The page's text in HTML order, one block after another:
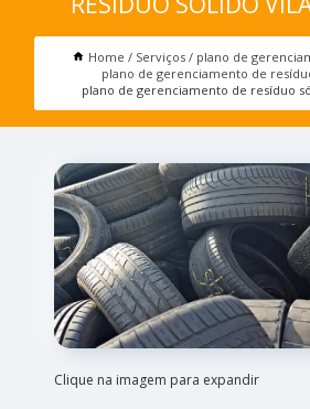
Home Serviços
plano de
plano de gerenciamento de
plano de gerenciamento de resíduo
Clique na imagem para expandir